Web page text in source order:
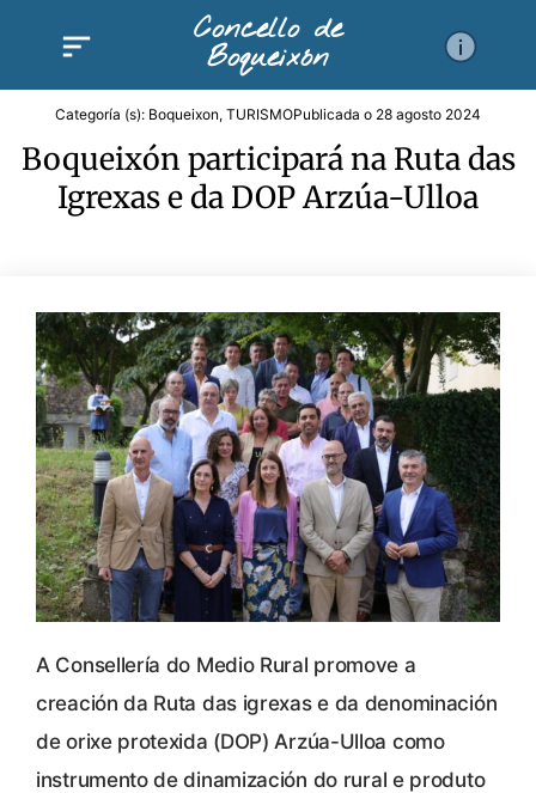
Concello de
Boqueixón
Categoría (s): Boqueixon, TURISMOPublicada o 28 agosto 2024
Boqueixón participará na Ruta das
Igrexas e da DOP Arzúa-Ulloa
A Consellería do Medio Rural promove a
creación da Ruta das igrexas e da denominación
de orixe protexida (DOP) Arzúa-Ulloa como
instrumento de dinamización do rural e produto